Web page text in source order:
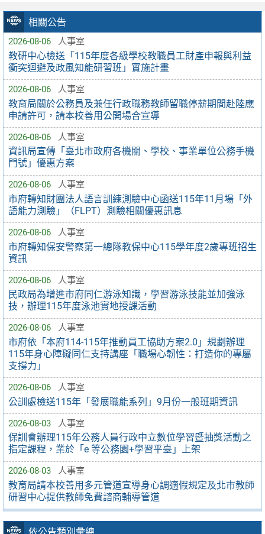
相關公告
2026-08-06 人事室
教研中心檢送「115年度各級學校教職員工財產申報與利益
衝突迴避及政風知能研習班」實施計畫
2026-08-06 人事室
教育局關於公務員及兼任行政職務教師留職停薪期間赴陸應
申請許可，請本校善用公開場合宣導
2026-08-06 人事室
資訊局宣傳「臺北市政府各機關、學校、事業單位公務手機
門號」優惠方案
2026-08-06 人事室
市府轉知財團法人語言訓練測驗中心函送115年11月場「外
語能力測驗」（FLPT）測驗相關優惠訊息
2026-08-06 人事室
市府轉知保安警察第一總隊教保中心115學年度2歲專班招生
資訊
2026-08-06 人事室
民政局為增進市府同仁游泳知識，學習游泳技能並加強泳
技，辦理115年度泳池實地授課活動
2026-08-06 人事室
市府依「本府114-115年推動員工協助方案2.0」規劃辦理
115年身心障礙同仁支持講座「職場心韌性：打造你的專屬
支撐力」
2026-08-06 人事室
公訓處檢送115年「發展職能系列」9月份一般班期資訊
2026-08-03 人事室
保訓會辦理115年公務人員行政中立數位學習暨抽獎活動之
指定課程，業於「e 等公務園+學習平臺」上架
2026-08-03 人事室
教育局請本校善用多元管道宣導身心調適假規定及北市教師
研習中心提供教師免費諮商輔導管道